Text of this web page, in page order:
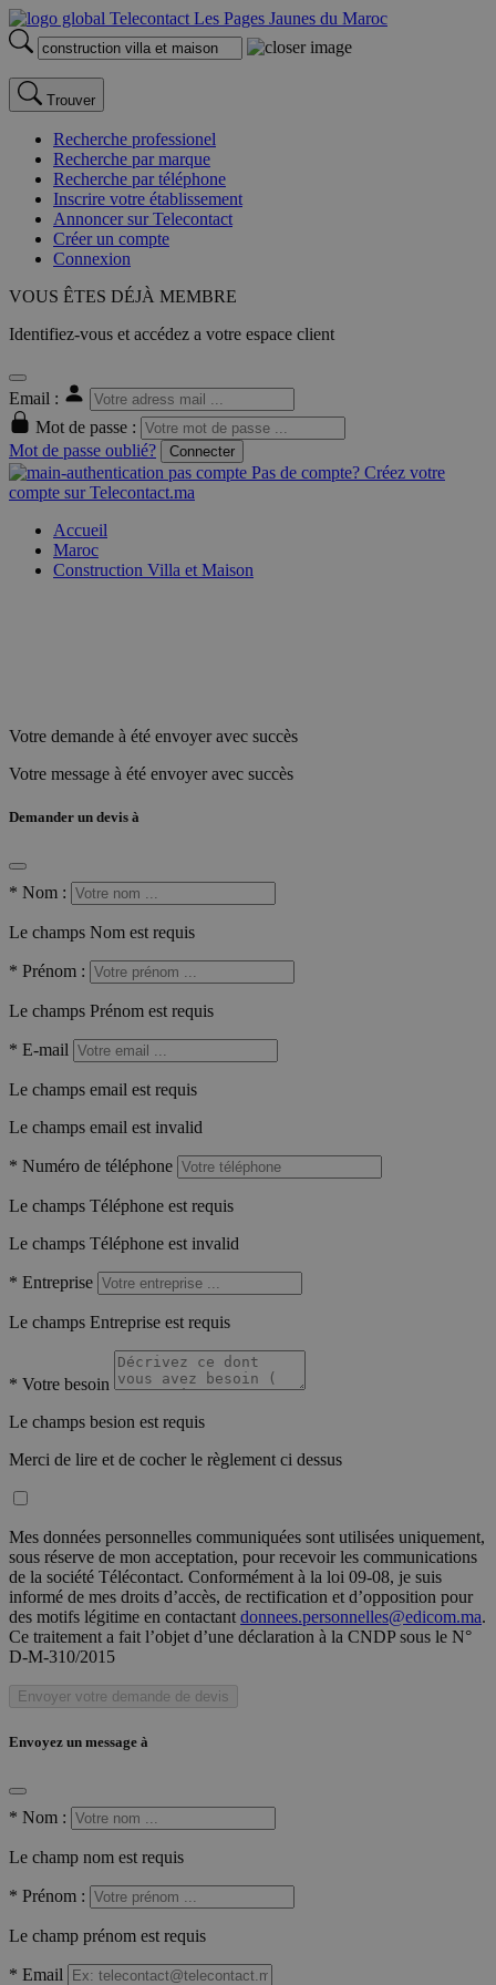
Trouver
Recherche professionel
Recherche par marque
Recherche par téléphone
Inscrire votre établissement
Annoncer sur Telecontact
Créer un compte
Connexion
VOUS ÊTES DÉJÀ MEMBRE
Identifiez-vous et accédez a votre espace client
Email :
Mot de passe :
Mot de passe oublié?
Connecter
Pas de compte? Créez votre
compte sur Telecontact.ma
Accueil
Maroc
Construction Villa et Maison
Votre demande à été envoyer avec succès
Votre message à été envoyer avec succès
Demander un devis à
* Nom :
Le champs Nom est requis
* Prénom :
Le champs Prénom est requis
* E-mail
Le champs email est requis
Le champs email est invalid
* Numéro de téléphone
Le champs Téléphone est requis
Le champs Téléphone est invalid
* Entreprise
Le champs Entreprise est requis
* Votre besoin
Le champs besion est requis
Merci de lire et de cocher le règlement ci dessus
Mes données personnelles communiquées sont utilisées uniquement,
sous réserve de mon acceptation, pour recevoir les communications
de la société Télécontact. Conformément à la loi 09-08, je suis
informé de mes droits d’accès, de rectification et d’opposition pour
des motifs légitime en contactant donnees.personnelles@edicom.ma.
Ce traitement a fait l’objet d’une déclaration à la CNDP sous le N°
D-M-310/2015
Envoyer votre demande de devis
Envoyez un message à
* Nom :
Le champ nom est requis
* Prénom :
Le champ prénom est requis
* Email